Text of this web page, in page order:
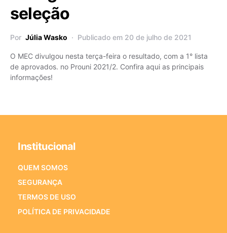
seleção
Por Júlia Wasko Publicado em 20 de julho de 2021
O MEC divulgou nesta terça-feira o resultado, com a 1° lista
de aprovados. no Prouni 2021/2. Confira aqui as principais
informações!
Institucional
QUEM SOMOS
SEGURANÇA
TERMOS DE USO
POLÍTICA DE PRIVACIDADE